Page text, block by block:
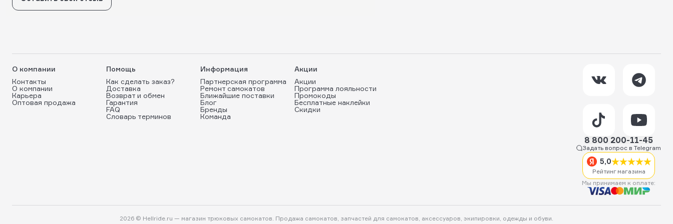
О компании
Контакты
О компании
Карьера
Оптовая продажа
Помощь
Как сделать заказ?
Доставка
Возврат и обмен
Гарантия
FAQ
Словарь терминов
Информация
Партнерская программа
Ремонт самокатов
Ближайшие поставки
Блог
Бренды
Команда
Акции
Акции
Программа лояльности
Промокоды
Бесплатные наклейки
Скидки
8 800 200-11-45
Задать вопрос в Telegram
5,0
Рейтинг магазина
Мы принимаем к оплате:
2026 © Hellride.ru — магазин трюковых самокатов. Продажа самокатов, запчастей для самокатов, аксессуаров, экипировки, одежды и обуви.